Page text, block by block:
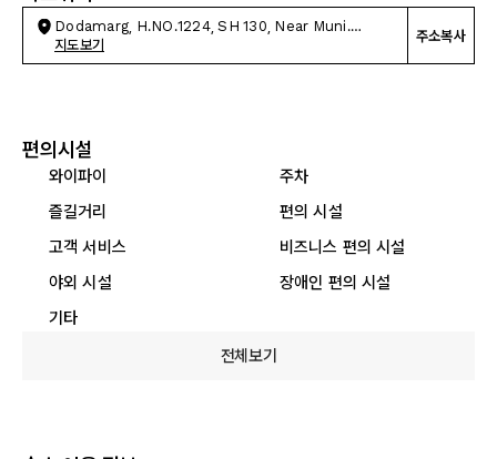
Dodamarg, H.NO.1224, SH 130, Near Muni.
Garden
지도보기
주소복사
편의시설
와이파이
주차
즐길거리
편의 시설
고객 서비스
비즈니스 편의 시설
야외 시설
장애인 편의 시설
기타
전체보기